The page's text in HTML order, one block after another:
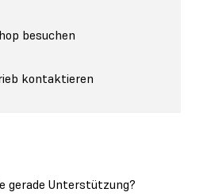
besuchen
kontaktieren
gerade Unterstützung?